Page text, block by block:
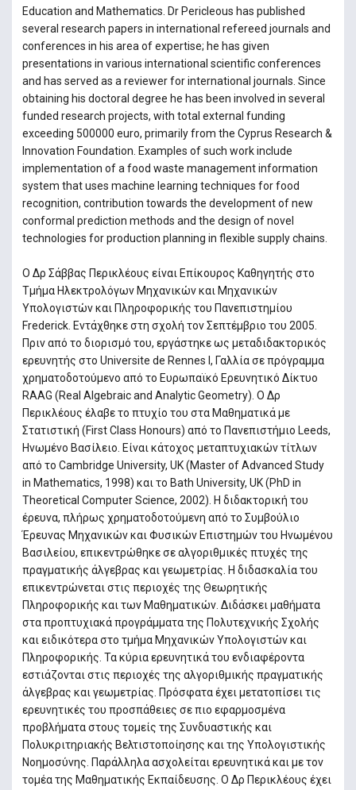
Education and Mathematics. Dr Pericleous has published
several research papers in international refereed journals and
conferences in his area of expertise; he has given
presentations in various international scientific conferences
and has served as a reviewer for international journals. Since
obtaining his doctoral degree he has been involved in several
funded research projects, with total external funding
exceeding 500000 euro, primarily from the Cyprus Research &
Innovation Foundation. Examples of such work include
implementation of a food waste management information
system that uses machine learning techniques for food
recognition, contribution towards the development of new
conformal prediction methods and the design of novel
technologies for production planning in flexible supply chains.
Ο Δρ Σάββας Περικλέους είναι Επίκουρος Καθηγητής στο
Τμήμα Ηλεκτρολόγων Μηχανικών και Μηχανικών
Υπολογιστών και Πληροφορικής του Πανεπιστημίου
Frederick. Εντάχθηκε στη σχολή τον Σεπτέμβριο του 2005.
Πριν από το διορισμό του, εργάστηκε ως μεταδιδακτορικός
ερευνητής στο Universite de Rennes I, Γαλλία σε πρόγραμμα
χρηματοδοτούμενο από το Ευρωπαϊκό Ερευνητικό Δίκτυο
RAAG (Real Algebraic and Analytic Geometry). Ο Δρ
Περικλέους έλαβε το πτυχίο του στα Μαθηματικά με
Στατιστική (First Class Honours) από το Πανεπιστήμιο Leeds,
Ηνωμένο Βασίλειο. Είναι κάτοχος μεταπτυχιακών τίτλων
από το Cambridge University, UK (Master of Advanced Study
in Mathematics, 1998) και το Bath University, UK (PhD in
Theoretical Computer Science, 2002). Η διδακτορική του
έρευνα, πλήρως χρηματοδοτούμενη από το Συμβούλιο
Έρευνας Μηχανικών και Φυσικών Επιστημών του Ηνωμένου
Βασιλείου, επικεντρώθηκε σε αλγοριθμικές πτυχές της
πραγματικής άλγεβρας και γεωμετρίας. Η διδασκαλία του
επικεντρώνεται στις περιοχές της Θεωρητικής
Πληροφορικής και των Μαθηματικών. Διδάσκει μαθήματα
στα προπτυχιακά προγράμματα της Πολυτεχνικής Σχολής
και ειδικότερα στο τμήμα Μηχανικών Υπολογιστών και
Πληροφορικής. Τα κύρια ερευνητικά του ενδιαφέροντα
εστιάζονται στις περιοχές της αλγοριθμικής πραγματικής
άλγεβρας και γεωμετρίας. Πρόσφατα έχει μετατοπίσει τις
ερευνητικές του προσπάθειες σε πιο εφαρμοσμένα
προβλήματα στους τομείς της Συνδυαστικής και
Πολυκριτηριακής Βελτιστοποίησης και της Υπολογιστικής
Νοημοσύνης. Παράλληλα ασχολείται ερευνητικά και με τον
τομέα της Μαθηματικής Εκπαίδευσης. Ο Δρ Περικλέους έχει